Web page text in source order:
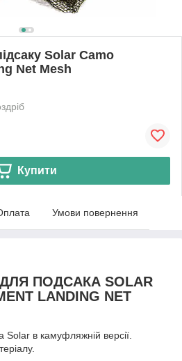
Solar Camo
Net Mesh
Купити
Умови повернення
ПОДСАКА SOLAR
LANDING NET
Solar в камуфляжній версії.